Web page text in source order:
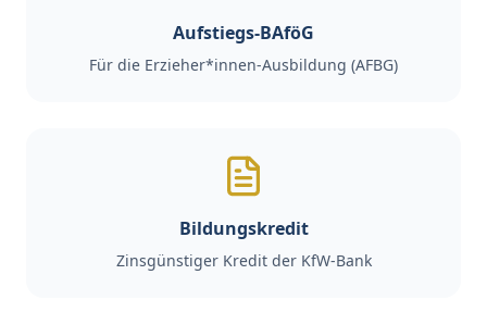
Aufstiegs-BAföG
Für die Erzieher*innen-Ausbildung (AFBG)
Bildungskredit
Zinsgünstiger Kredit der KfW-Bank